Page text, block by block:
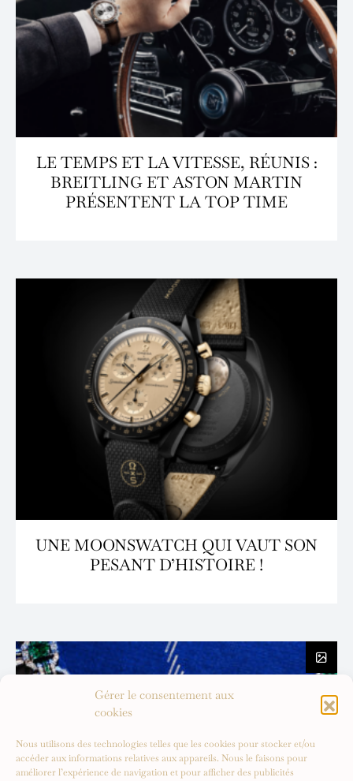
Gérer le consentement aux
cookies
Nous utilisons des technologies telles que les cookies pour stocker et/ou
accéder aux informations relatives aux appareils. Nous le faisons pour
améliorer l’expérience de navigation et pour afficher des publicités
LE TEMPS ET LA VITESSE, RÉUNIS :
BREITLING ET ASTON MARTIN
PRÉSENTENT LA TOP TIME
UNE MOONSWATCH QUI VAUT SON
PESANT D’HISTOIRE !